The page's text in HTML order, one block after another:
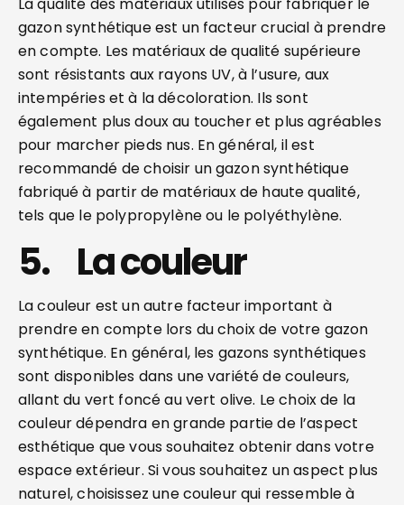
gazon synthétique est un facteur crucial à prendre
en compte. Les matériaux de qualité supérieure
sont résistants aux rayons UV, à l’usure, aux
intempéries et à la décoloration. Ils sont
également plus doux au toucher et plus agréables
pour marcher pieds nus. En général, il est
recommandé de choisir un gazon synthétique
fabriqué à partir de matériaux de haute qualité,
tels que le polypropylène ou le polyéthylène.
5. La couleur
La couleur est un autre facteur important à
prendre en compte lors du choix de votre gazon
synthétique. En général, les gazons synthétiques
sont disponibles dans une variété de couleurs,
allant du vert foncé au vert olive. Le choix de la
couleur dépendra en grande partie de l’aspect
esthétique que vous souhaitez obtenir dans votre
espace extérieur. Si vous souhaitez un aspect plus
naturel, choisissez une couleur qui ressemble à